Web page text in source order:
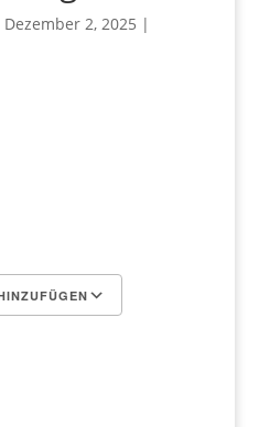
Dezember 2, 2025 |